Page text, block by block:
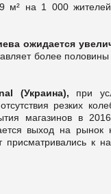
м² на 1 000
ожидается
более половины
(Украина), при
резких
магазинов в
выход на рынок
присматривались к